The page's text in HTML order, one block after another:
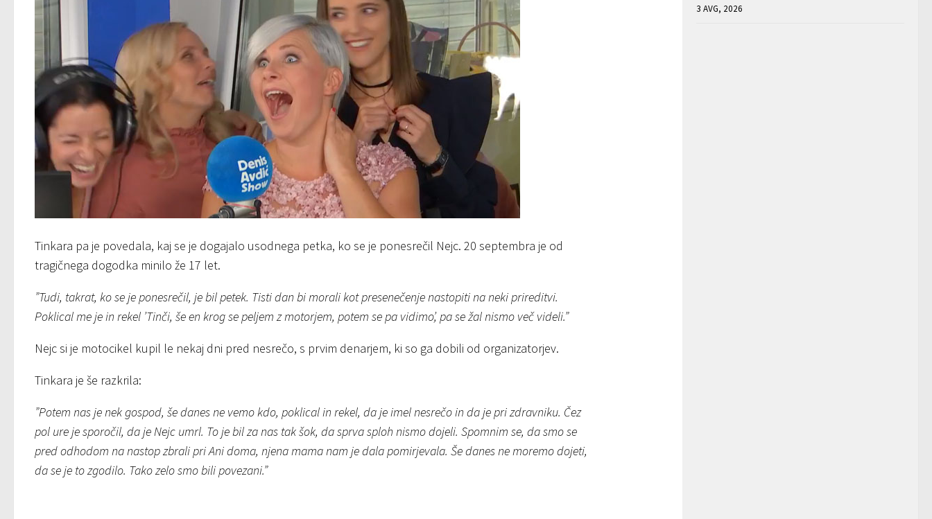
Tinkara pa je povedala, kaj se je dogajalo usodnega petka, ko se je ponesrečil Nejc. 20 septembra je od
tragičnega dogodka minilo že 17 let.
”Tudi, takrat, ko se je ponesrečil, je bil petek. Tisti dan bi morali kot presenečenje nastopiti na neki prireditvi.
Poklical me je in rekel ’Tinči, še en krog se peljem z motorjem, potem se pa vidimo’, pa se žal nismo več videli.”
Nejc si je motocikel kupil le nekaj dni pred nesrečo, s prvim denarjem, ki so ga dobili od organizatorjev.
Tinkara je še razkrila:
”Potem nas je nek gospod, še danes ne vemo kdo, poklical in rekel, da je imel nesrečo in da je pri zdravniku. Čez
pol ure je sporočil, da je Nejc umrl. To je bil za nas tak šok, da sprva sploh nismo dojeli. Spomnim se, da smo se
pred odhodom na nastop zbrali pri Ani doma, njena mama nam je dala pomirjevala. Še danes ne moremo dojeti,
da se je to zgodilo. Tako zelo smo bili povezani.”
3 AVG, 2026